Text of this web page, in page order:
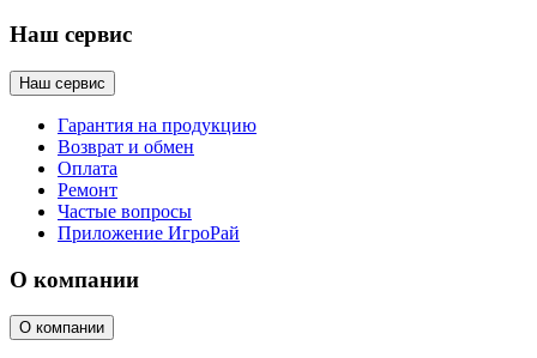
Наш сервис
Наш сервис
Гарантия на продукцию
Возврат и обмен
Оплата
Ремонт
Частые вопросы
Приложение ИгроРай
О компании
О компании